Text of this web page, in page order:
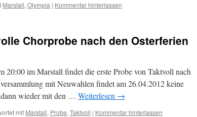
Marstall, Olympia | Kommentar hinterlassen
Chorprobe nach den Osterferien
20:00 im Marstall findet die erste Probe von Taktvoll nach
mit Neuwahlen findet am 26.04.2012 keine
wieder mit den … Weiterlesen →
mit Marstall, Probe, Taktvoll | Kommentar hinterlassen